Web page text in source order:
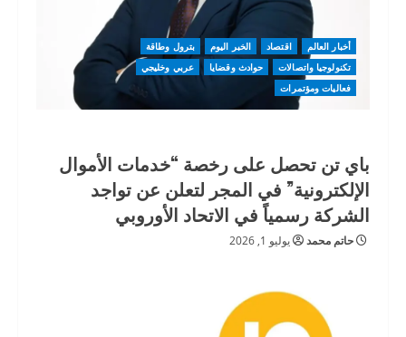
أخبار العالم اقتصاد الخبر اليوم
بترول وطاقة
تكنولوجيا واتصالات
حوادث وقضايا
عربي وخليجي
فعاليات ومؤتمرات
باي تن تحصل على رخصة “خدمات الأموال
الإلكترونية” في المجر لتعلن عن تواجد
الشركة رسمياً في الاتحاد الأوروبي
حاتم محمد يوليو 1, 2026